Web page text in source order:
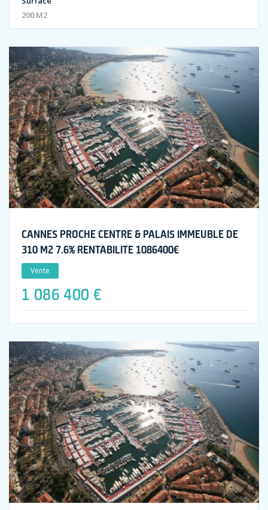
200 M2
CANNES PROCHE CENTRE & PALAIS IMMEUBLE DE
310 M2 7.6% RENTABILITE 1086400€
Vente
1 086 400 €